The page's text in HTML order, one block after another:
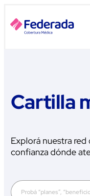
Cartilla
Explorá nuestra
confianza dónde